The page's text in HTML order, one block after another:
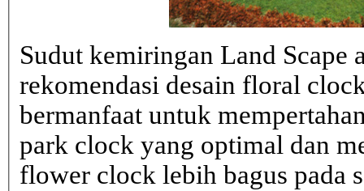
Sudut kemiringan Land Scape
rekomendasi desain floral
bermanfaat untuk
park clock yang optimal dan
flower clock lebih bagus pada